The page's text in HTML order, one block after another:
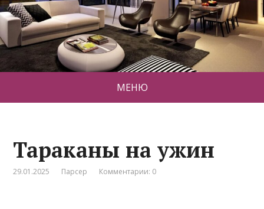
МЕНЮ
Тараканы на ужин
29.01.2025 Парсер Комментарии: 0